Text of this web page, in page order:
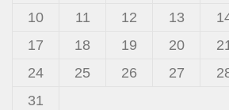
10
11 12 13
17
18 19 20
24
25 26 27
31